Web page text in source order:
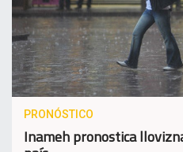
PRONÓSTICO
Inameh pronostica